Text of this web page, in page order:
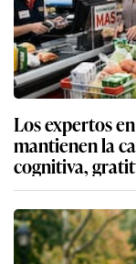
Los expertos
mantienen la
cognitiva,